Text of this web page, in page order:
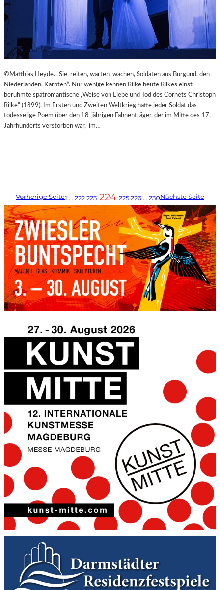
©Matthias Heyde. „Sie reiten, warten, wachen, Soldaten aus Burgund, den
Niederlanden, Kärnten“. Nur wenige kennen Rilke heute Rilkes einst
berühmte spätromantische „Weise von Liebe und Tod des Cornets Christoph
Rilke“ (1899). Im Ersten und Zweiten Weltkrieg hatte jeder Soldat das
todesselige Poem über den 18-jährigen Fahnenträger, der im Mitte des 17.
Jahrhunderts verstorben war, im…
Vorherige Seite1 … 222223 224 225226 … 230Nächste Seite